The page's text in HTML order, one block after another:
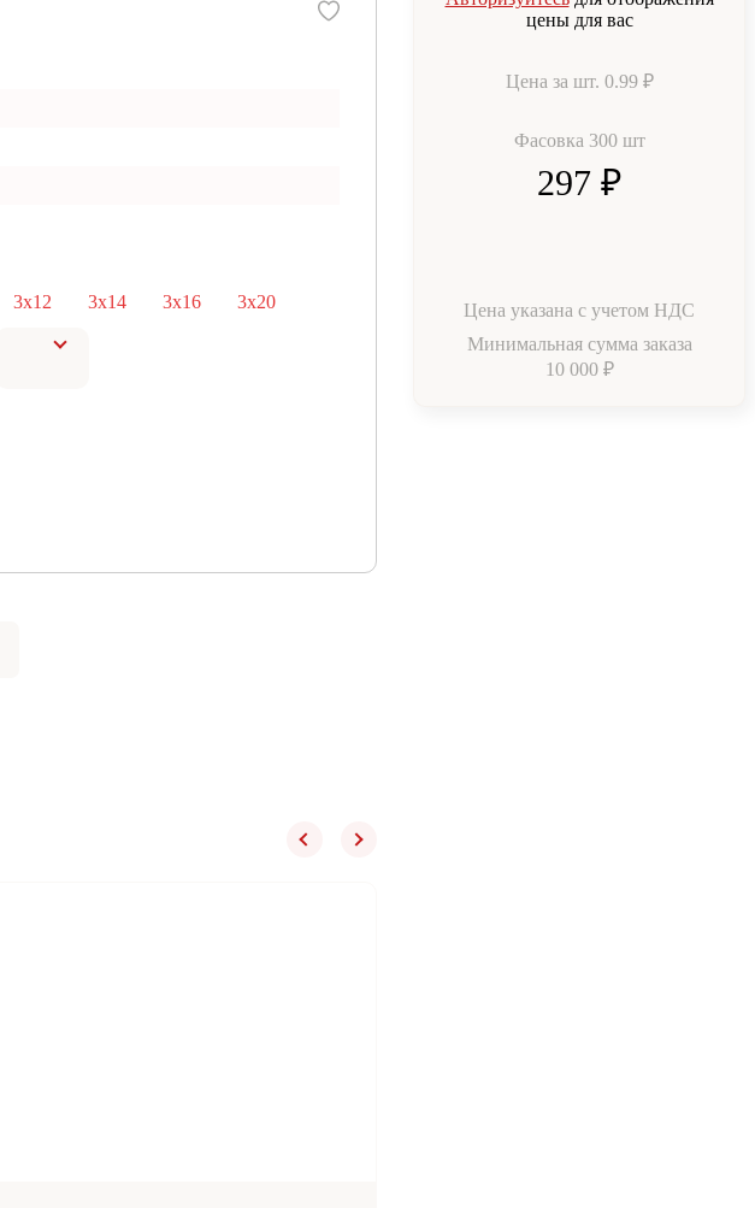
3х12 3х14 3х16 3х20
цены для вас
Цена за шт. 0.99 ₽
Фасовка 300 шт
297 ₽
Цена указана с учетом НДС
Минимальная сумма заказа
10 000 ₽